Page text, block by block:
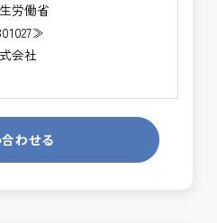
労働省
会社
わせる